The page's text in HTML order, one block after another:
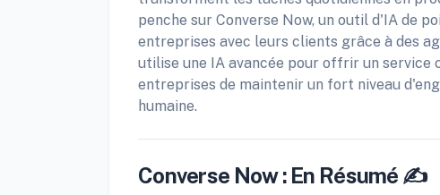
penche sur Converse Now, un outil d'IA de
entreprises avec leurs clients grâce à des
utilise une IA avancée pour offrir un
entreprises de maintenir un fort niveau
humaine.
Converse Now : En Résumé ✍️